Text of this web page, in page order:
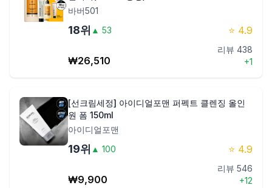
바버501
18위 ▲ 53 ⭐ 4.9
₩26,510
리뷰 438
+1
[선크림세정] 아이디얼포맨 퍼펙트 클렌징 올인
원 폼 150ml
아이디얼포맨
19위 ▲ 100 ⭐ 4.9
₩9,900
리뷰 546
+12